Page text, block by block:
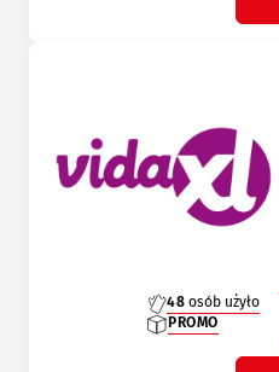
48 osób użyło
PROMO